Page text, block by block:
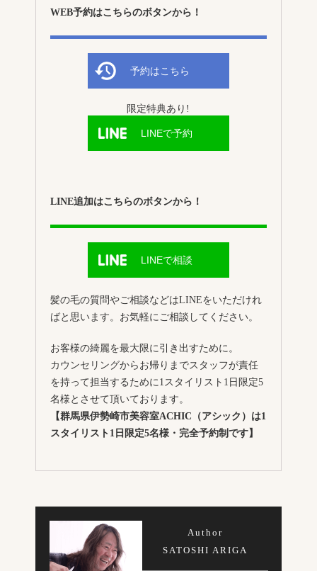
WEB予約はこちらのボタンから！
予約はこちら
限定特典あり!
LINEで予約
LINE追加はこちらのボタンから！
LINEで相談
髪の毛の質問やご相談などはLINEをいただけれ
ばと思います。お気軽にご相談してください。
お客様の綺麗を最大限に引き出すために。
カウンセリングからお帰りまでスタッフが責任
を持って担当するために1スタイリスト1日限定5
名様とさせて頂いております。
【群馬県伊勢崎市美容室ACHIC（アシック）は1
スタイリスト1日限定5名様・完全予約制です】
Author
SATOSHI ARIGA